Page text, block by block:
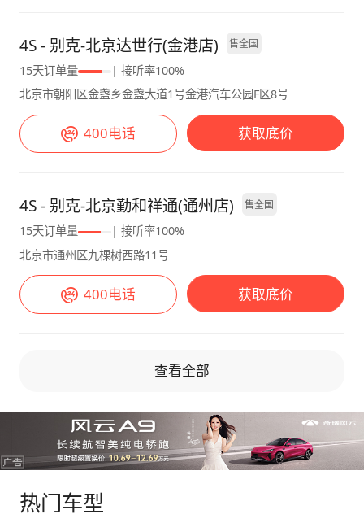
软，适应了就好。 【不太满意的地方】 第二排
车门过颠路有异响，4S店说通病，没修好； 第
三排座椅角度不能调，坐久了累，还没单独空调
口，夏天有点热； 市区油耗高，看着油表掉心
疼； 价格比同级贵点，配置不算最丰富。
4S - 别克-北京达世行(金港店) 售全国
15天订单量
| 接听率100%
北京市朝阳区金盏乡金盏大道1号金港汽车公园F区8号
400电话 获取底价
4S - 别克-北京勤和祥通(通州店) 售全国
15天订单量
| 接听率100%
北京市通州区九棵树西路11号
400电话 获取底价
查看全部
热门车型